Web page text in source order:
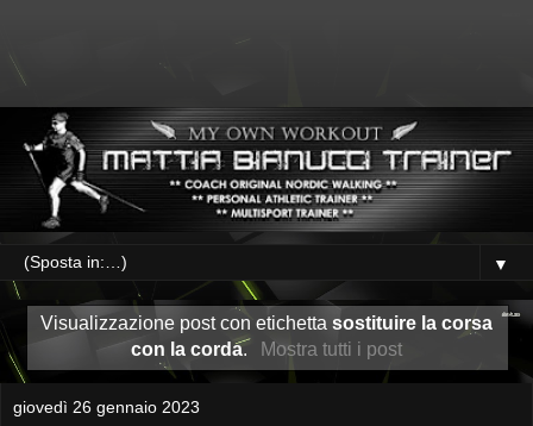
▼
Visualizzazione post con etichetta sostituire la corsa
con la corda. Mostra tutti i post
giovedì 26 gennaio 2023